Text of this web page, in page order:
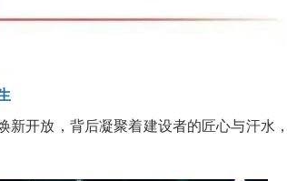
新开放，背后凝聚着建设者的匠心与汗水